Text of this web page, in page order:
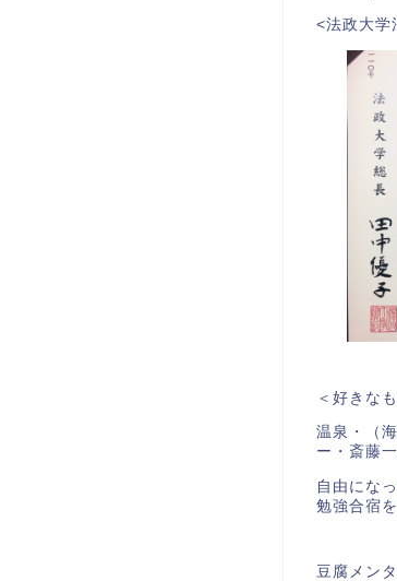
<法政大学
＜好きな
温泉・（
ー・斎藤
自由にな
勉強合宿
豆腐メン